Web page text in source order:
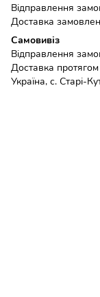
Відправлення
Доставка
Самовивіз
Відправлення
Доставка
Україна, с. Старі-